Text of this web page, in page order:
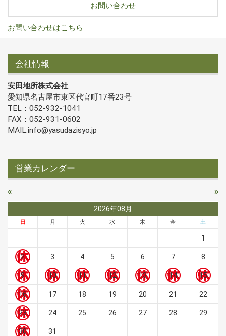
お問い合わせ
お問い合わせはこちら
会社情報
安田地所株式会社
愛知県名古屋市東区代官町17番23号
TEL：052-932-1041
FAX：052-931-0602
MAIL:info@yasudazisyo.jp
営業カレンダー
« »
2026年08月
日 月 火 水 木 金 土
1
2 3 4 5 6 7 8
9 10 11 12 13 14 15
16 17 18 19 20 21 22
23 24 25 26 27 28 29
30 31